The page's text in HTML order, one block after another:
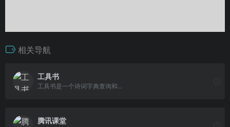
相关导航
工具书
工具书是一个诗词字典查询和...
腾讯课堂